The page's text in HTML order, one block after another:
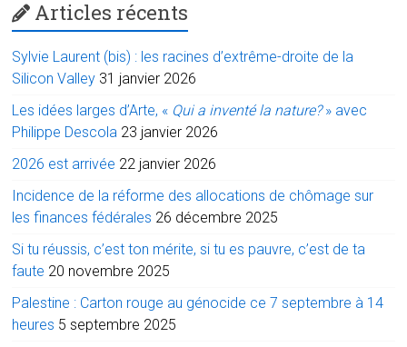
Articles récents
Sylvie Laurent (bis) : les racines d’extrême-droite de la
Silicon Valley 31 janvier 2026
Les idées larges d’Arte, « Qui a inventé la nature?» avec
Philippe Descola 23 janvier 2026
2026 est arrivée 22 janvier 2026
Incidence de la réforme des allocations de chômage sur
les finances fédérales 26 décembre 2025
Si tu réussis, c’est ton mérite, si tu es pauvre, c’est de ta
faute 20 novembre 2025
Palestine : Carton rouge au génocide ce 7 septembre à 14
heures 5 septembre 2025